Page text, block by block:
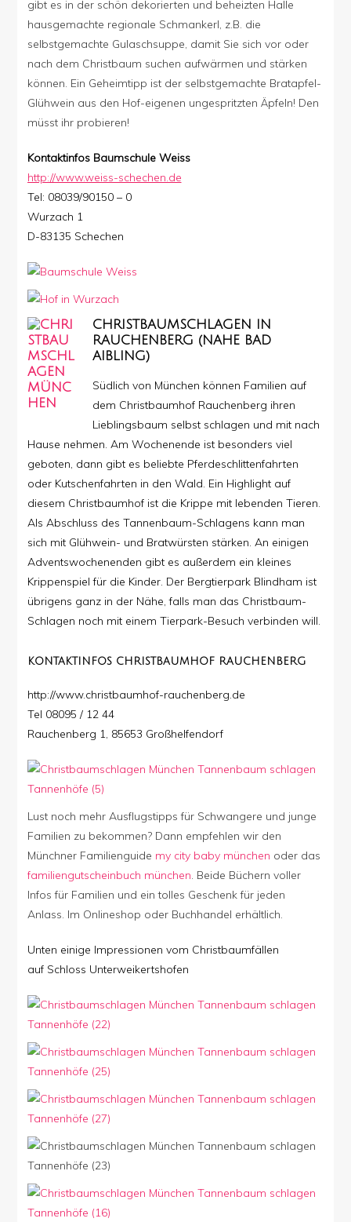
gibt es in der schön dekorierten und beheizten Halle
hausgemachte regionale Schmankerl, z.B. die
selbstgemachte Gulaschsuppe, damit Sie sich vor oder
nach dem Christbaum suchen aufwärmen und stärken
können. Ein Geheimtipp ist der selbstgemachte Bratapfel-
Glühwein aus den Hof-eigenen ungespritzten Äpfeln! Den
müsst ihr probieren!
Kontaktinfos Baumschule Weiss
http://www.weiss-schechen.de
Tel: 08039/90150 – 0
Wurzach 1
D-83135 Schechen
CHRISTBAUMSCHLAGEN IN
RAUCHENBERG (NAHE BAD
AIBLING)
Südlich von München können Familien auf
dem Christbaumhof Rauchenberg ihren
Lieblingsbaum selbst schlagen und mit nach
Hause nehmen. Am Wochenende ist besonders viel
geboten, dann gibt es beliebte Pferdeschlittenfahrten
oder Kutschenfahrten in den Wald. Ein Highlight auf
diesem Christbaumhof ist die Krippe mit lebenden Tieren.
Als Abschluss des Tannenbaum-Schlagens kann man
sich mit Glühwein- und Bratwürsten stärken. An einigen
Adventswochenenden gibt es außerdem ein kleines
Krippenspiel für die Kinder. Der Bergtierpark Blindham ist
übrigens ganz in der Nähe, falls man das Christbaum-
Schlagen noch mit einem Tierpark-Besuch verbinden will.
KONTAKTINFOS CHRISTBAUMHOF RAUCHENBERG
http://www.christbaumhof-rauchenberg.de
Tel 08095 / 12 44
Rauchenberg 1, 85653 Großhelfendorf
Lust noch mehr Ausflugstipps für Schwangere und junge
Familien zu bekommen? Dann empfehlen wir den
Münchner Familienguide my city baby münchen oder das
familiengutscheinbuch münchen. Beide Büchern voller
Infos für Familien und ein tolles Geschenk für jeden
Anlass. Im Onlineshop oder Buchhandel erhältlich.
Unten einige Impressionen vom Christbaumfällen
auf Schloss Unterweikertshofen